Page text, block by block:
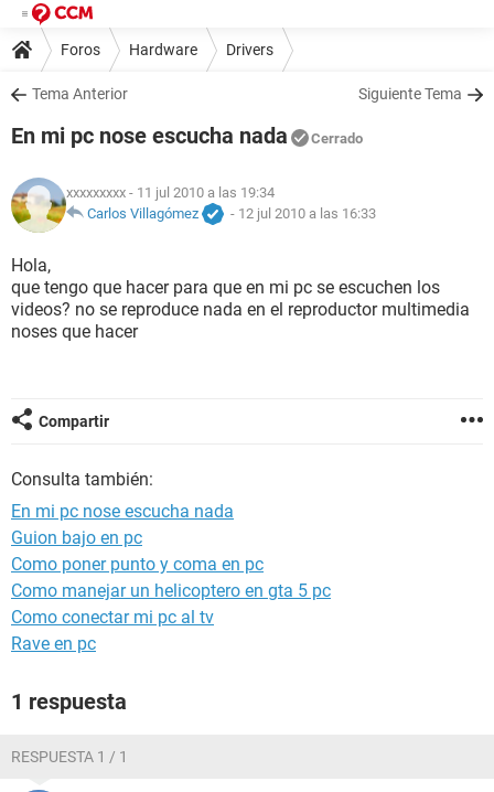
Foros Hardware Drivers
Tema Anterior Siguiente Tema
En mi pc nose escucha nada Cerrado
xxxxxxxxx - 11 jul 2010 a las 19:34
Carlos Villagómez
- 12 jul 2010 a las 16:33
Hola,
que tengo que hacer para que en mi pc se escuchen los
videos? no se reproduce nada en el reproductor multimedia
noses que hacer
Compartir
Consulta también:
En mi pc nose escucha nada
Guion bajo en pc
Como poner punto y coma en pc
Como manejar un helicoptero en gta 5 pc
Como conectar mi pc al tv
Rave en pc
1 respuesta
RESPUESTA 1 / 1